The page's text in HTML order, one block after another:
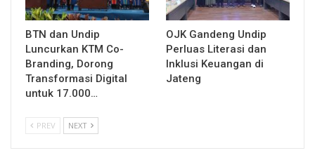
BTN dan Undip
Luncurkan KTM Co-
Branding, Dorong
Transformasi Digital
untuk 17.000…
OJK Gandeng Undip
Perluas Literasi dan
Inklusi Keuangan di
Jateng
PREV NEXT